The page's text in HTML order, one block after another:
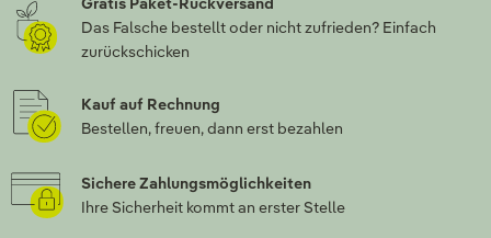
Das Falsche bestellt oder nicht zufrieden? Einfach
zurückschicken
Kauf auf Rechnung
Bestellen, freuen, dann erst bezahlen
Sichere Zahlungsmöglichkeiten
Ihre Sicherheit kommt an erster Stelle